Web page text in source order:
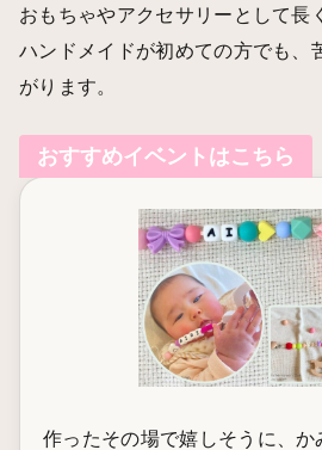
おもちゃやアクセサリーとして長
ハンドメイドが初めての方でも、
がります。
おすすめイベントはこちら
作ったその場で嬉しそうに、